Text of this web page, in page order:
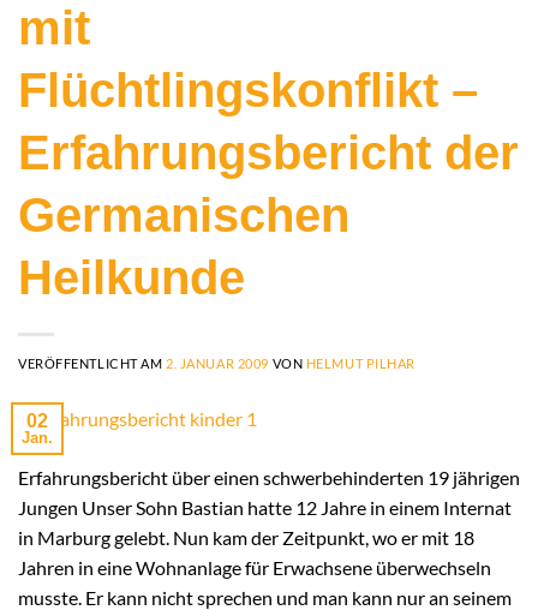
mit
Flüchtlingskonflikt –
Erfahrungsbericht der
Germanischen
Heilkunde
VERÖFFENTLICHT AM 2. JANUAR 2009 VON HELMUT PILHAR
02
Jan.
Erfahrungsbericht über einen schwerbehinderten 19 jährigen
Jungen Unser Sohn Bastian hatte 12 Jahre in einem Internat
in Marburg gelebt. Nun kam der Zeitpunkt, wo er mit 18
Jahren in eine Wohnanlage für Erwachsene überwechseln
musste. Er kann nicht sprechen und man kann nur an seinem